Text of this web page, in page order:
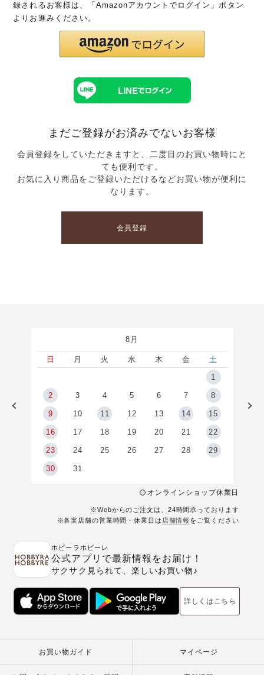
録されるお客様は、「Amazonアカウントでログイン」ボタン
よりお進みください。
まだご登録がお済みでないお客様
会員登録をしていただきますと、二度目のお買い物時にと
ても便利です。
お気に入り商品をご登録いただけるなどお買い物が便利に
なります。
会員登録
8月
日 月 火 水 木 金
土
1
2 3 4 5 6 7 8
9 10 11 12 13 14 15
16 17 18 19 20 21 22
23 24 25 26 27 28 29
30 31
オンラインショップ休業日
※Webからのご注文は、24時間承っております
※各実店舗の営業時間・休業日は 店舗情報 をご覧ください
ホビーラホビーレ
公式アプリで最新情報をお届け！
サクサク見られて、楽しいお買い物♪
詳しくはこちら
お買い物ガイド マイページ